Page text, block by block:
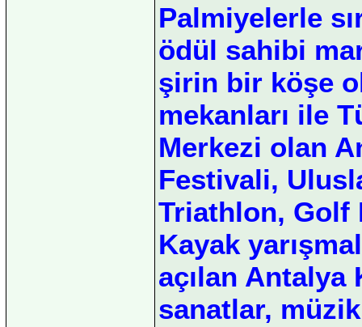
Palmiyelerle
ödül sahibi
şirin bir köşe
mekanları ile
Merkezi olan
Festivali,
Triathlon, Golf
Kayak
açılan
sanatlar,